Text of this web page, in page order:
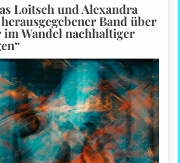
Loitsch und Alexandra
Band über
Wandel nachhaltiger